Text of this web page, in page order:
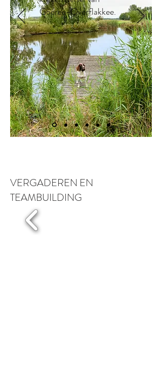
Goeree-Overflakkee.
VERGADEREN EN
TEAMBUILDING